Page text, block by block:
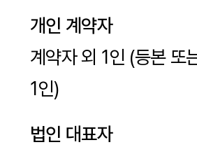
개인 계약자
계약자 외 1인 (등본 또
1인)
법인 대표자